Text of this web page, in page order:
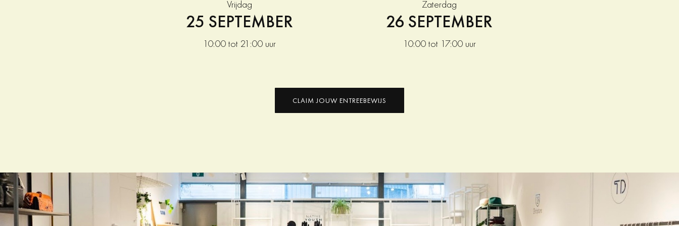
Vrijdag
25 SEPTEMBER
10:00 tot 21:00 uur
Zaterdag
26 SEPTEMBER
10:00 tot 17:00 uur
CLAIM JOUW ENTREEBEWIJS